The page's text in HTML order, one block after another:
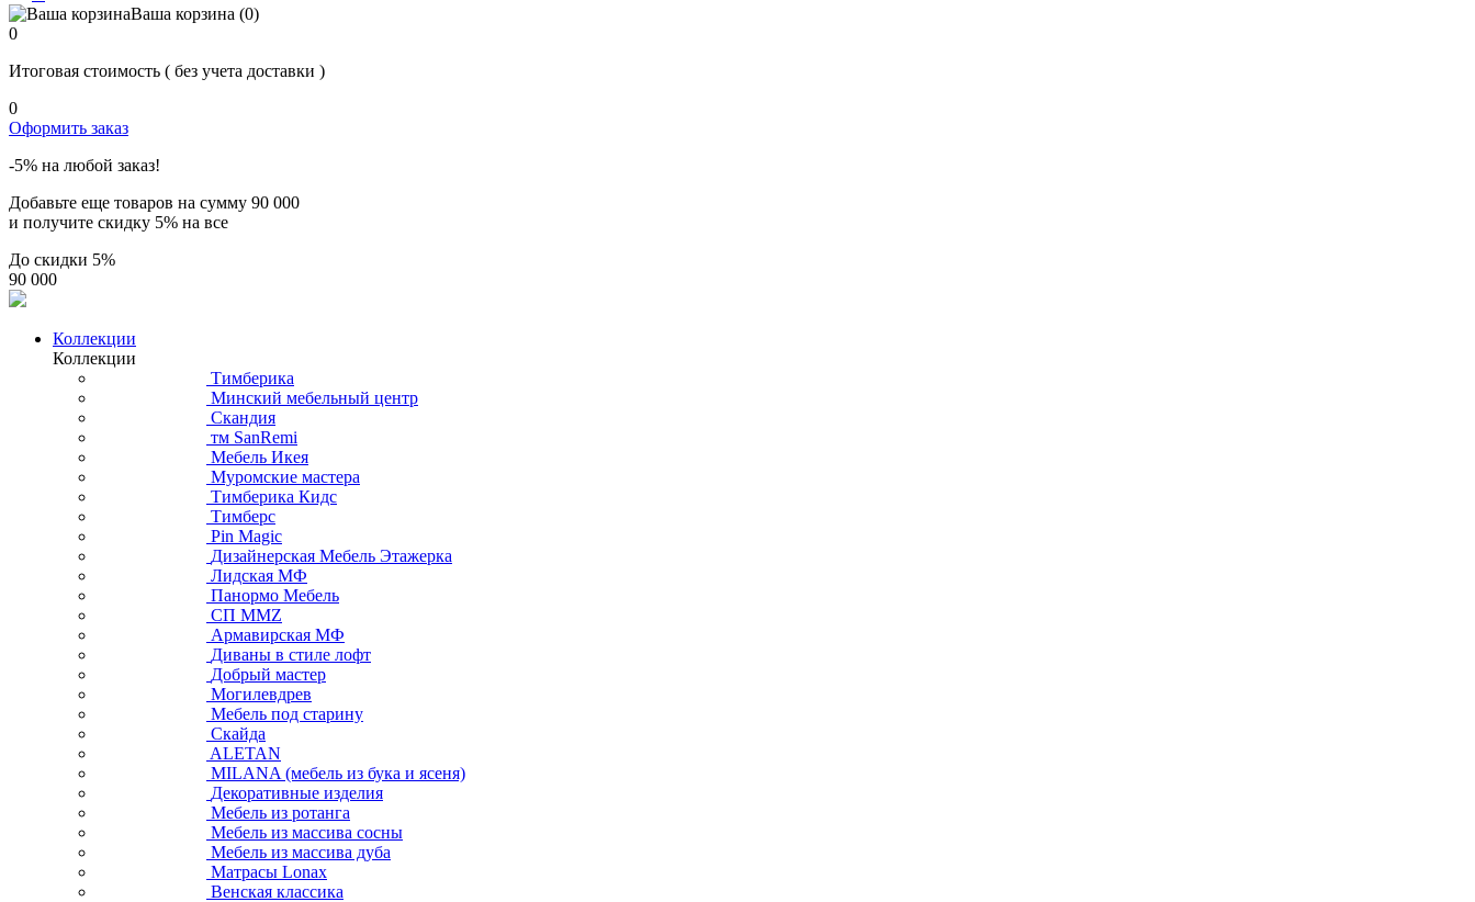
Ваша корзина (0)
0
Итоговая стоимость ( без учета доставки )
0
Оформить заказ
-5% на любой заказ!
Добавьте еще товаров на сумму 90 000
и получите скидку 5% на все
До скидки 5%
90 000
Коллекции
Коллекции
Тимберика
Минский мебельный центр
Скандия
тм SanRemi
Мебель Икея
Муромские мастера
Тимберика Кидс
Тимберс
Pin Magic
Дизайнерская Мебель Этажерка
Лидская МФ
Панормо Мебель
СП ММZ
Армавирская МФ
Диваны в стиле лофт
Добрый мастер
Могилевдрев
Мебель под старину
Скайда
ALETAN
MILANA (мебель из бука и ясеня)
Декоративные изделия
Мебель из ротанга
Мебель из массива сосны
Мебель из массива дуба
Матрасы Lonax
Венская классика